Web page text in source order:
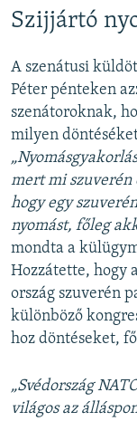
Szijjártó
A szenátusi
Péter pénteken
szenátoroknak,
milyen
mert mi szuverén
hogy egy
nyomást, főleg
mondta a
Hozzátette, hogy
ország szuverén
különböző
hoz döntéseket,
„Svédország
világos az